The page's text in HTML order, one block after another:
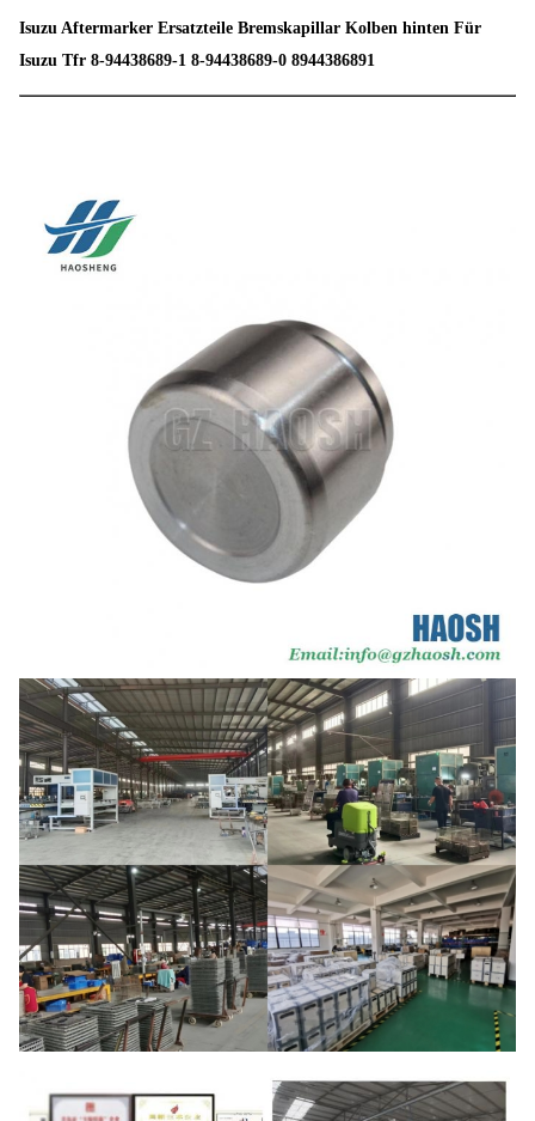
Isuzu Aftermarker Ersatzteile Bremskapillar Kolben hinten Für
Isuzu Tfr 8-94438689-1 8-94438689-0 8944386891
Fahrzeugen
Teilnummer
Neutral/auf Kundenbedarf angepasst
Über See/Luft/Express
10-15 Tage nach Erhalt der Kaution
Verhandelbar